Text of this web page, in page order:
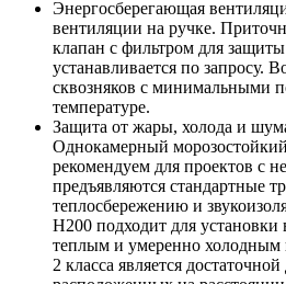
Энергосберегающая
вентиляции на ручке.
клапан с фильтром для
устанавливается по запросу.
сквозняков с минимальными
температуре.
Защита от жары, холода и
Однокамерный морозостойкий
рекомендуем для проектов с
предъявляются стандартные
теплосбережению и
H200 подходит для установки
теплым и умеренно холодным
2 класса является